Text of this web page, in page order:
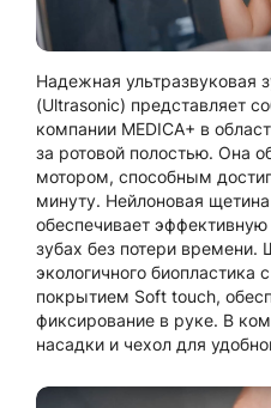
Надежная ультразвуковая
(Ultrasonic) представляет
компании MEDICA+ в
за ротовой полостью. Она
мотором, способным
минуту. Нейлоновая
обеспечивает
зубах без потери времени.
экологичного биопластика
покрытием Soft touch,
фиксирование в руке. В
насадки и чехол для